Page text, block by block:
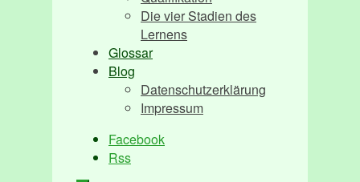
Die vier Stadien des
Lernens
Glossar
Blog
Datenschutzerklärung
Impressum
Facebook
Rss